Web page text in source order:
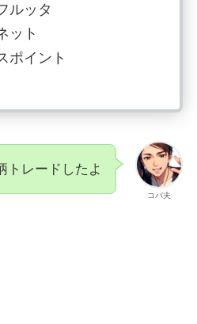
ルッタ
ット
ポイント
ィーフォーセブン
コバ夫
トレードしたよ